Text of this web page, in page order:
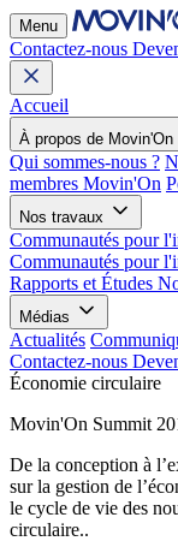
Menu
Contactez-nous
Accueil
À propos de Movin'On
Qui sommes-nous ?
membres Movin'On
Nos travaux
Communautés pour
Communautés pour
Rapports et Études
Médias
Actualités
Contactez-nous
Économie circulaire
Movin'On Summit
De la conception à
sur la gestion de
le cycle de vie des
circulaire..